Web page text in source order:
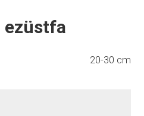
ezüstfa
20-30 cm